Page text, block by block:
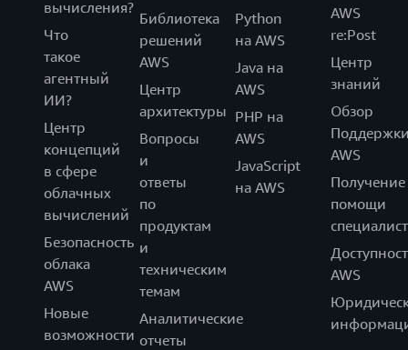
вычисления?
Что
такое
агентный
ИИ?
Центр
концепций
в сфере
облачных
вычислений
Безопасность
облака
AWS
Новые
возможности
Библиотека
решений
AWS
Центр
архитектуры
Вопросы
и
ответы
по
продуктам
и
техническим
темам
Аналитические
отчеты
Python
на AWS
Java на
AWS
PHP на
AWS
JavaScript
на AWS
AWS
re:Post
Центр
знаний
Обзор
AWS
Получение
помощи
AWS